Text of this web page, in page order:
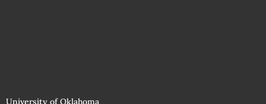
University of Oklahoma